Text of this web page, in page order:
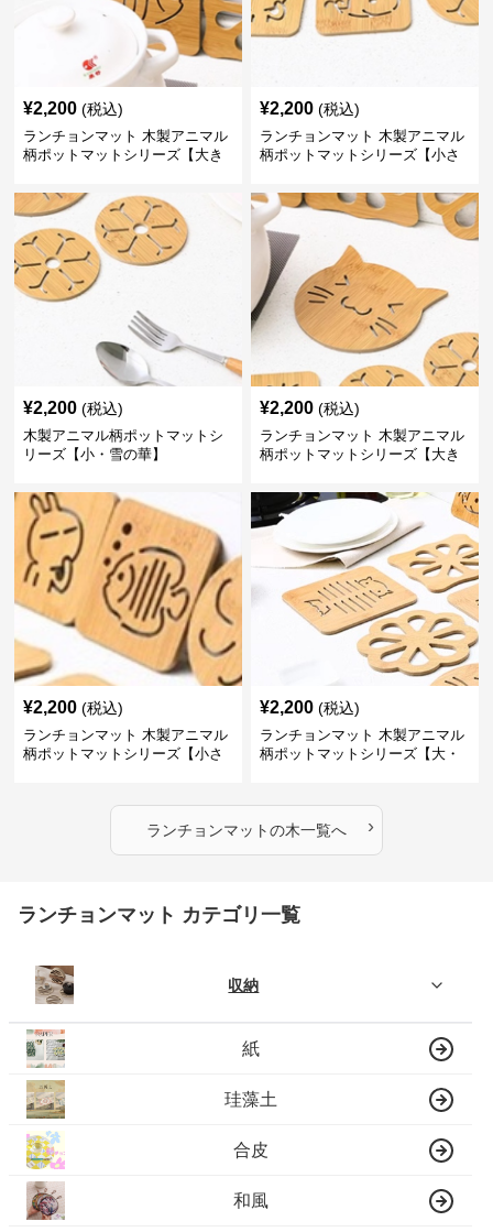
¥2,200 (税込)
ランチョンマット 木製アニマル
柄ポットマットシリーズ【大き
¥2,200 (税込)
ランチョンマット 木製アニマル
柄ポットマットシリーズ【小さ
¥2,200 (税込)
木製アニマル柄ポットマットシ
リーズ【小・雪の華】
¥2,200 (税込)
ランチョンマット 木製アニマル
柄ポットマットシリーズ【大き
¥2,200 (税込)
ランチョンマット 木製アニマル
柄ポットマットシリーズ【小さ
¥2,200 (税込)
ランチョンマット 木製アニマル
柄ポットマットシリーズ【大・
ランチョンマットの木一覧へ ›
ランチョンマット カテゴリ一覧
収納
紙
珪藻土
合皮
和風